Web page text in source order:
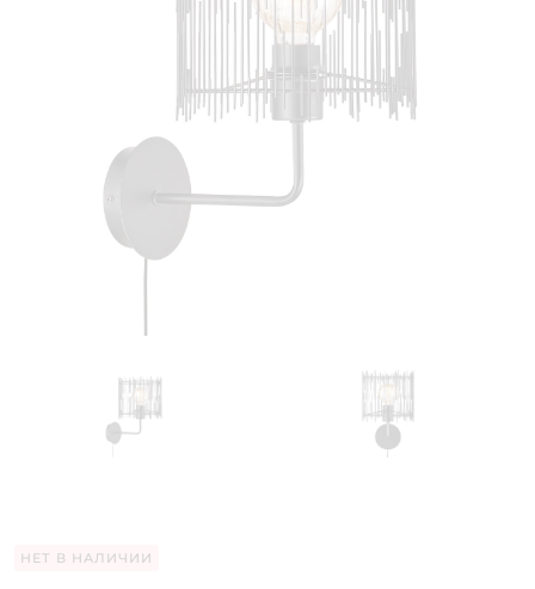
НЕТ В НАЛИЧИИ